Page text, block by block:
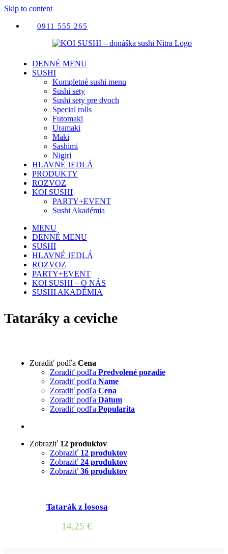
Skip to content
0911 555 265
DENNÉ MENU
SUSHI
Kompletné sushi menu
Sushi sety
Sushi sety pre dvoch
Special rolls
Futomaki
Uramaki
Maki
Sashimi
Nigiri
HLAVNÉ JEDLÁ
PRODUKTY
ROZVOZ
KOI SUSHI
PARTY+EVENT
Sushi Akadémia
MENU
DENNÉ MENU
SUSHI
HLAVNÉ JEDLÁ
ROZVOZ
PARTY+EVENT
KOI SUSHI – O NÁS
SUSHI AKADÉMIA
Tataráky a ceviche
Zoradiť podľa Cena
Zoradiť podľa Predvolené poradie
Zoradiť podľa Name
Zoradiť podľa Cena
Zoradiť podľa Dátum
Zoradiť podľa Popularita
Zobraziť 12 produktov
Zobraziť 12 produktov
Zobraziť 24 produktov
Zobraziť 36 produktov
Tatarák z lososa
14,25 €